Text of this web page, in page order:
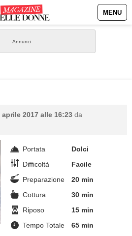
MENU
aprile 2017 alle 16:23 da
Portata
Dolci
Difficoltà
Facile
Preparazione
20 min
Cottura
30 min
Riposo
15 min
Tempo Totale
65 min